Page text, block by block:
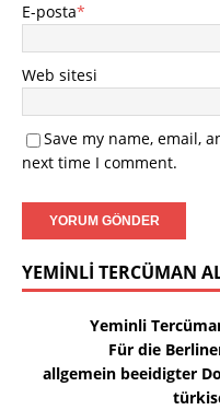
E-posta*
Web sitesi
Save my name, email,
next time I comment.
YEMINLI TERCÜMAN
Yeminli
Für die
allgemein beeidigter